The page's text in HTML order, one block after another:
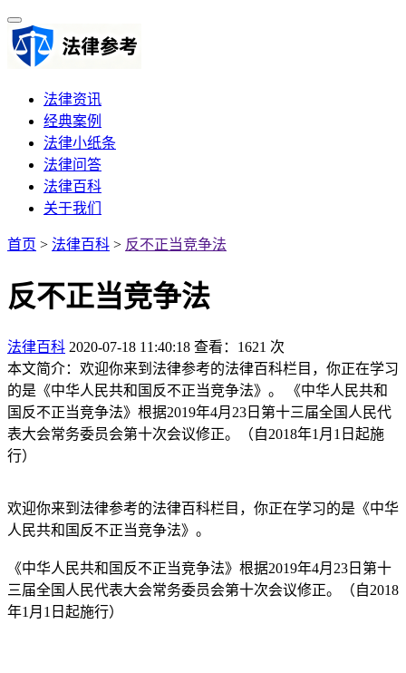
法律资讯
经典案例
法律小纸条
法律问答
法律百科
关于我们
首页 > 法律百科 > 反不正当竞争法
反不正当竞争法
法律百科 2020-07-18 11:40:18 查看：1621 次
本文简介：欢迎你来到法律参考的法律百科栏目，你正在学习
的是《中华人民共和国反不正当竞争法》。 《中华人民共和
国反不正当竞争法》根据2019年4月23日第十三届全国人民代
表大会常务委员会第十次会议修正。（自2018年1月1日起施
行）
欢迎你来到法律参考的法律百科栏目，你正在学习的是《中华
人民共和国反不正当竞争法》。
《中华人民共和国反不正当竞争法》根据2019年4月23日第十
三届全国人民代表大会常务委员会第十次会议修正。（自2018
年1月1日起施行）